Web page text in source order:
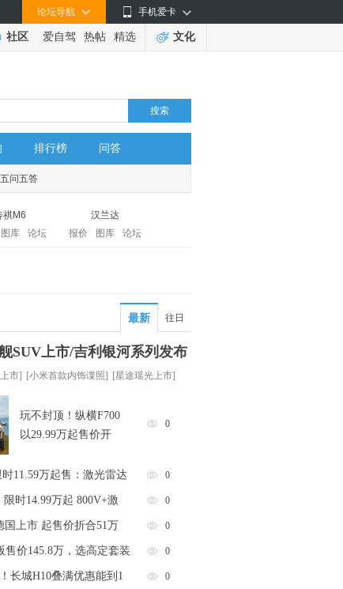
手机爱卡
论坛导航
社区 爱自驾 热帖 精选 文化
搜索
排行榜 问答
五问五答
祺M6
图库 论坛
汉兰达
报价
图库 论坛
最新 往日
SUV上市/吉利银河系列发布
市] [小米首款内饰谍照] [星途瑶光上市]
玩不封顶！纵横F700
以29.99万起售价开
0
11.59万起售：激光雷达 0
限时14.99万起 800V+激 0
国上市 起售价折合51万 0
售价145.8万，选高定套装 0
长城H10叠满优惠能到1 0